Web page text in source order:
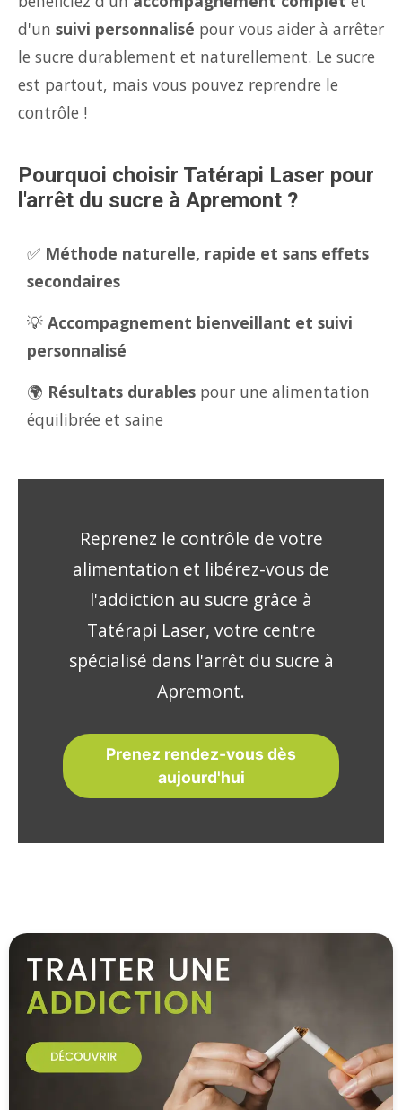
d'un suivi personnalisé pour vous aider à arrêter
le sucre durablement et naturellement. Le sucre
est partout, mais vous pouvez reprendre le
contrôle !
Pourquoi choisir Tatérapi Laser pour
l'arrêt du sucre à Apremont ?
✅ Méthode naturelle, rapide et sans effets
secondaires
💡 Accompagnement bienveillant et suivi
personnalisé
🌍 Résultats durables pour une alimentation
équilibrée et saine
Reprenez le contrôle de votre
alimentation et libérez-vous de
l'addiction au sucre grâce à
Tatérapi Laser, votre centre
spécialisé dans l'arrêt du sucre à
Apremont.
Prenez rendez-vous dès
aujourd'hui